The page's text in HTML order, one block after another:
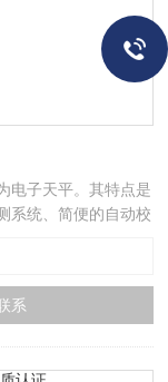
电子天平。其特点是
系统、简便的自动校
系